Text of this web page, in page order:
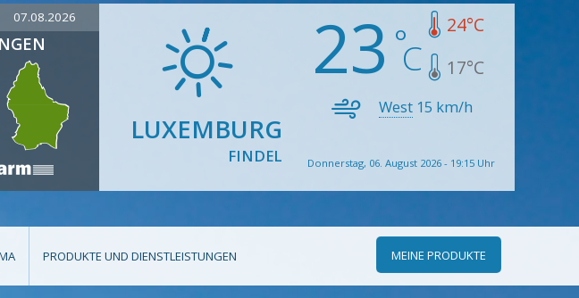
07.08.2026
LUXEMBURG
FINDEL
23 24°C
17°C
West 15 km/h
Donnerstag, 06. August 2026 - 19:15 Uhr
PRODUKTE UND DIENSTLEISTUNGEN MEINE PRODUKTE